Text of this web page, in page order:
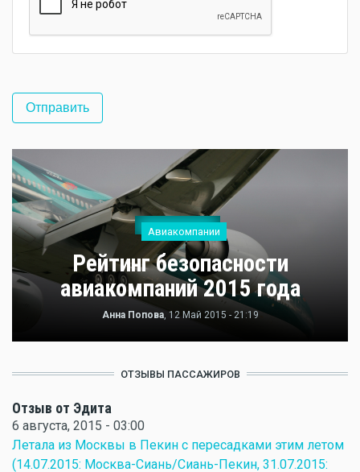
Авиакомпании
Рейтинг безопасности
авиакомпаний 2015 года
Анна Попова, 12 Май 2015 - 21:19
ОТЗЫВЫ ПАССАЖИРОВ
Отзыв от Эдита
6 августа, 2015 - 03:00
Летала из Москвы в Пекин с пересадками этим летом
(14.07.2015: Москва-Сиань/Сиань-Пекин, 31.07.2015: